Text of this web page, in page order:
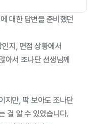
대한 답변을 준비했던
지, 면접 상황에서
아서 조나단 선생님께
지만, 딱 보아도 조나단
걸 알 수 있었습니다.